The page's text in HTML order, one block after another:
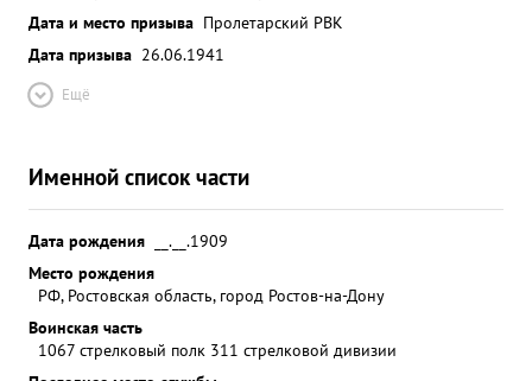
Дата и место призыва Пролетарский РВК
Дата призыва 26.06.1941
Ещё
Именной список части
Дата рождения
__.__.1909
Место рождения
РФ, Ростовская область, город Ростов-на-Дону
Воинская часть
1067 стрелковый полк 311 стрелковой дивизии